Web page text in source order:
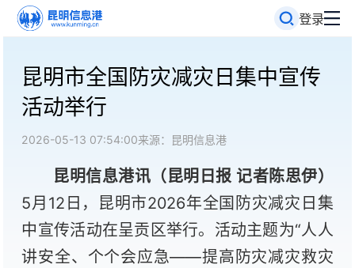
登录
昆明市全国防灾减灾日集中宣传
活动举行
2026-05-13 07:54:00来源：昆明信息港
昆明信息港讯（昆明日报 记者陈思伊）
5月12日，昆明市2026年全国防灾减灾日集
中宣传活动在呈贡区举行。活动主题为“人人
讲安全、个个会应急——提高防灾减灾救灾